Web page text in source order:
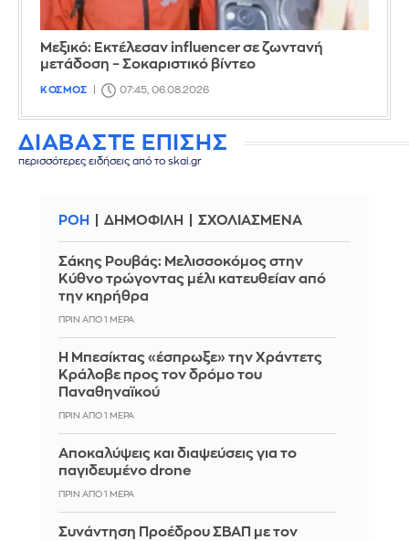
Μεξικό: Εκτέλεσαν influencer σε ζωντανή
μετάδοση – Σοκαριστικό βίντεο
ΚΟΣΜΟΣ 07:45, 06.08.2026
ΔΙΑΒΑΣΤΕ ΕΠΙΣΗΣ
περισσότερες ειδήσεις από το skai.gr
ΡΟΗ ΔΗΜΟΦΙΛΗ ΣΧΟΛΙΑΣΜΕΝΑ
Σάκης Ρουβάς: Μελισσοκόμος στην
Κύθνο τρώγοντας μέλι κατευθείαν από
την κηρήθρα
ΠΡΙΝ ΑΠΌ 1 ΜΈΡΑ
Η Μπεσίκτας «έσπρωξε» την Χράντετς
Κράλοβε προς τον δρόμο του
Παναθηναϊκού
ΠΡΙΝ ΑΠΌ 1 ΜΈΡΑ
Αποκαλύψεις και διαψεύσεις για το
παγιδευμένο drone
ΠΡΙΝ ΑΠΌ 1 ΜΈΡΑ
Συνάντηση Προέδρου ΣΒΑΠ με τον